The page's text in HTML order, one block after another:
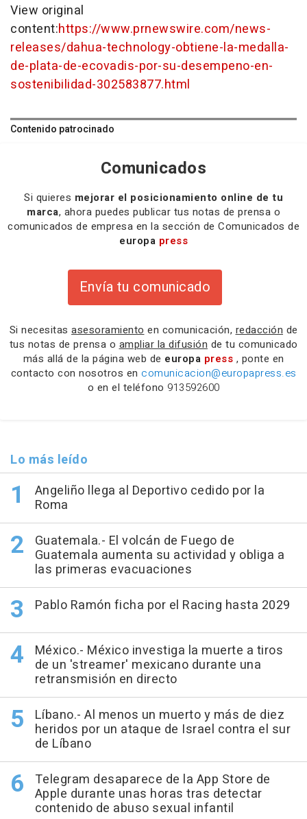
View original
content:https://www.prnewswire.com/news-
releases/dahua-technology-obtiene-la-medalla-
de-plata-de-ecovadis-por-su-desempeno-en-
sostenibilidad-302583877.html
Contenido patrocinado
Comunicados
Si quieres mejorar el posicionamiento online de tu
marca, ahora puedes publicar tus notas de prensa o
comunicados de empresa en la sección de Comunicados de
europa press
Envía tu comunicado
Si necesitas asesoramiento en comunicación, redacción de
tus notas de prensa o ampliar la difusión de tu comunicado
más allá de la página web de europa press , ponte en
contacto con nosotros en comunicacion@europapress.es
o en el teléfono 913592600
Lo más leído
Angeliño llega al Deportivo cedido por la
Roma
Guatemala.- El volcán de Fuego de
Guatemala aumenta su actividad y obliga a
las primeras evacuaciones
Pablo Ramón ficha por el Racing hasta 2029
México.- México investiga la muerte a tiros
de un 'streamer' mexicano durante una
retransmisión en directo
Líbano.- Al menos un muerto y más de diez
heridos por un ataque de Israel contra el sur
de Líbano
Telegram desaparece de la App Store de
Apple durante unas horas tras detectar
contenido de abuso sexual infantil